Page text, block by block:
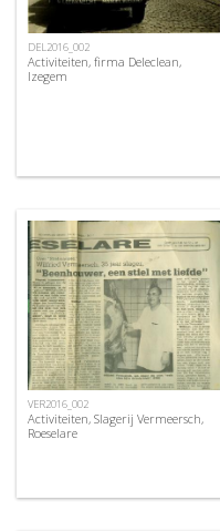
DEL2016_002
Activiteiten, firma Deleclean,
Izegem
VER2016_002
Activiteiten, Slagerij Vermeersch,
Roeselare